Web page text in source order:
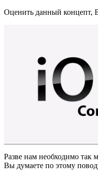
Оценить данный концепт,
Разве нам необходимо так
Вы думаете по этому